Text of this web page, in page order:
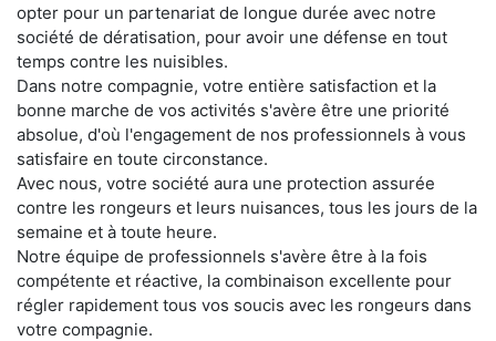
opter pour un partenariat de longue durée avec notre
société de dératisation, pour avoir une défense en tout
temps contre les nuisibles.
Dans notre compagnie, votre entière satisfaction et la
bonne marche de vos activités s'avère être une priorité
absolue, d'où l'engagement de nos professionnels à vous
satisfaire en toute circonstance.
Avec nous, votre société aura une protection assurée
contre les rongeurs et leurs nuisances, tous les jours de la
semaine et à toute heure.
Notre équipe de professionnels s'avère être à la fois
compétente et réactive, la combinaison excellente pour
régler rapidement tous vos soucis avec les rongeurs dans
votre compagnie.